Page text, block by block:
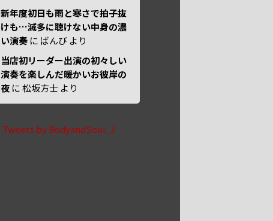
新年度初日も雨と寒さで拍子抜
けも…滅多に聴けない中身の濃
い演奏 に ばんび より
当店初リーダー出演の初々しい
演奏を楽しんだ暖かいお彼岸の
夜 に松坂方士 より
Tweets by BodyandSoul_J